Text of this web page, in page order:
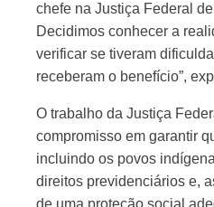
chefe na Justiça Federal
Decidimos conhecer a
verificar se tiveram
receberam o benefício”,
O trabalho da Justiça
compromisso em garantir
incluindo os povos
direitos previdenciários e,
de uma proteção social